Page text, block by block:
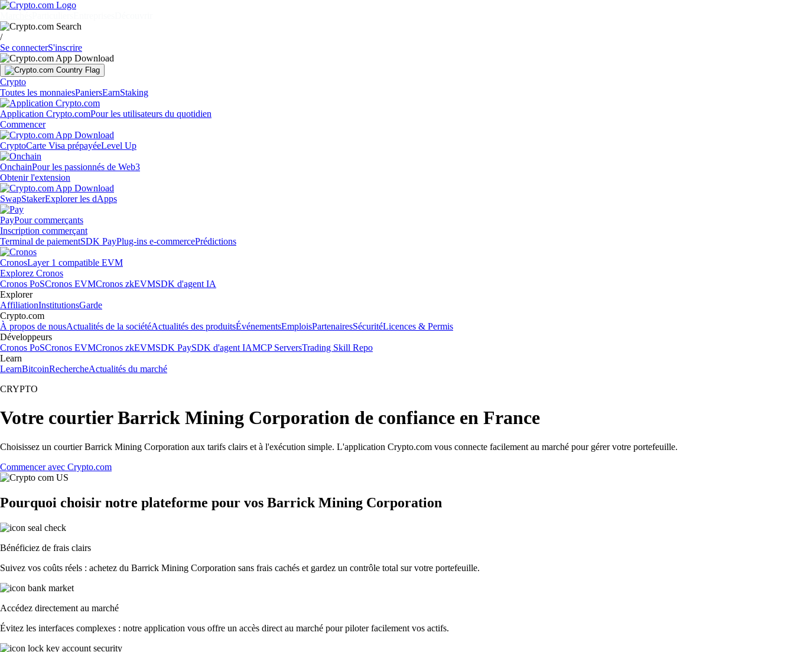
/
Se connecterS'inscrire
Crypto
Toutes les monnaiesPaniersEarnStaking
Application Crypto.comPour les utilisateurs du quotidien
Commencer
CryptoCarte Visa prépayéeLevel Up
OnchainPour les passionnés de Web3
Obtenir l'extension
SwapStakerExplorer les dApps
PayPour commerçants
Inscription commerçant
Terminal de paiementSDK PayPlug-ins e-commercePrédictions
CronosLayer 1 compatible EVM
Explorez Cronos
Cronos PoSCronos EVMCronos zkEVMSDK d'agent IA
Explorer
AffiliationInstitutionsGarde
Crypto.com
À propos de nousActualités de la sociétéActualités des produitsÉvénementsEmploisPartenairesSécuritéLicences & Permis
Développeurs
Cronos PoSCronos EVMCronos zkEVMSDK PaySDK d'agent IAMCP ServersTrading Skill Repo
Learn
LearnBitcoinRechercheActualités du marché
CRYPTO
Votre courtier Barrick Mining Corporation de confiance en France
Choisissez un courtier Barrick Mining Corporation aux tarifs clairs et à l'exécution simple. L'application Crypto.com vous connecte facilement au marché pour gérer votre portefeuille.
Commencer avec Crypto.com
Pourquoi choisir notre plateforme pour vos Barrick Mining Corporation
Bénéficiez de frais clairs
Suivez vos coûts réels : achetez du Barrick Mining Corporation sans frais cachés et gardez un contrôle total sur votre portefeuille.
Accédez directement au marché
Évitez les interfaces complexes : notre application vous offre un accès direct au marché pour piloter facilement vos actifs.